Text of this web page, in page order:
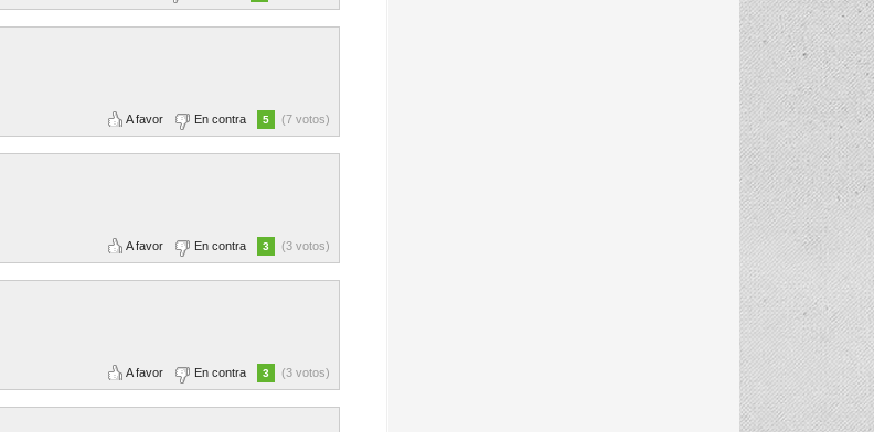
A favor En contra 5 (7 votos)
A favor En contra 3 (3 votos)
A favor En contra 3 (3 votos)